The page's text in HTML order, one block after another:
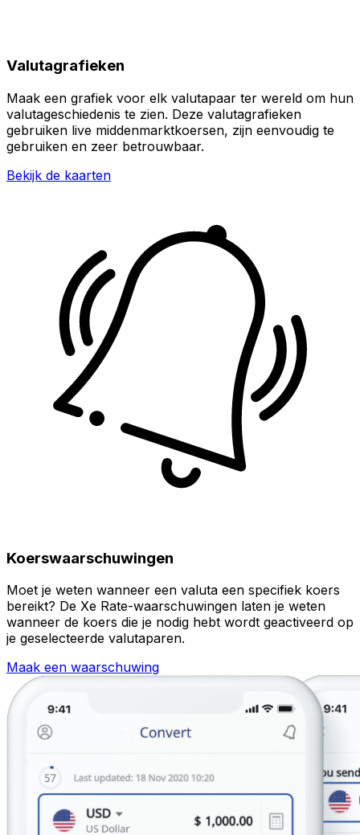
Valutagrafieken
Maak een grafiek voor elk valutapaar ter wereld om hun
valutageschiedenis te zien. Deze valutagrafieken
gebruiken live middenmarktkoersen, zijn eenvoudig te
gebruiken en zeer betrouwbaar.
Bekijk de kaarten
Koerswaarschuwingen
Moet je weten wanneer een valuta een specifiek koers
bereikt? De Xe Rate-waarschuwingen laten je weten
wanneer de koers die je nodig hebt wordt geactiveerd op
je geselecteerde valutaparen.
Maak een waarschuwing